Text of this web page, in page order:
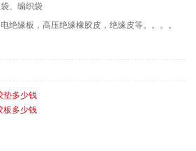
、编织袋
绝缘板，高压绝缘橡胶皮，绝缘皮等。。。。
垫多少钱
板多少钱